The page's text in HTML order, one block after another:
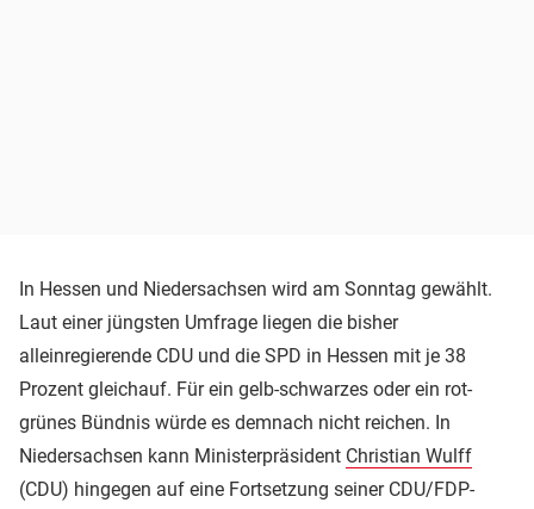
In Hessen und Niedersachsen wird am Sonntag gewählt.
Laut einer jüngsten Umfrage liegen die bisher
alleinregierende CDU und die SPD in Hessen mit je 38
Prozent gleichauf. Für ein gelb-schwarzes oder ein rot-
grünes Bündnis würde es demnach nicht reichen. In
Niedersachsen kann Ministerpräsident Christian Wulff
(CDU) hingegen auf eine Fortsetzung seiner CDU/FDP-